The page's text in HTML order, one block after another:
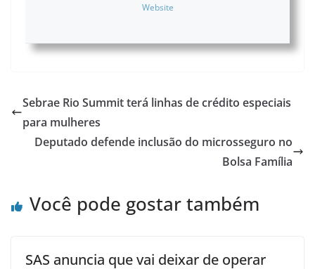
Website
Sebrae Rio Summit terá linhas de crédito especiais
para mulheres
Deputado defende inclusão do microsseguro no
Bolsa Família
Você pode gostar também
SAS anuncia que vai deixar de operar